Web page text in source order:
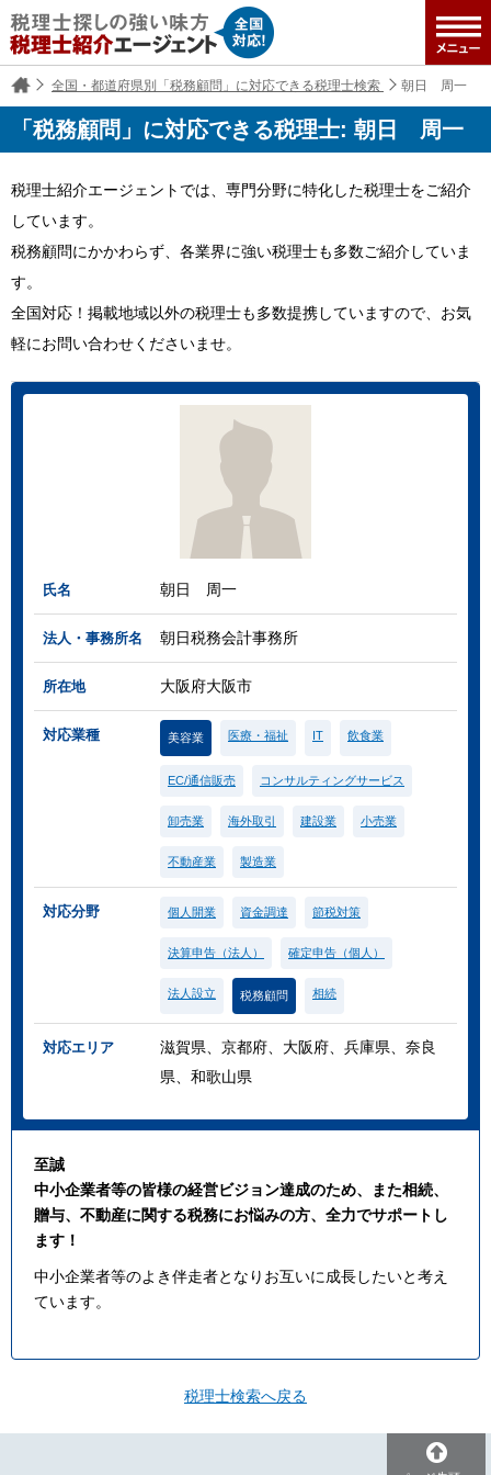
全国・都道府県別「税務顧問」に対応できる税理士検索 朝日 周一
「税務顧問」に対応できる税理士: 朝日 周一
税理士紹介エージェントでは、専門分野に特化した税理士をご紹介
しています。
税務顧問にかかわらず、各業界に強い税理士も多数ご紹介していま
す。
全国対応！掲載地域以外の税理士も多数提携していますので、お気
軽にお問い合わせくださいませ。
氏名 朝日 周一
法人・事務所名 朝日税務会計事務所
所在地 大阪府大阪市
対応業種 美容業 医療・福祉 IT 飲食業
EC/通信販売 コンサルティングサービス
卸売業 海外取引 建設業 小売業
不動産業 製造業
対応分野 個人開業 資金調達 節税対策
決算申告（法人） 確定申告（個人）
法人設立 税務顧問 相続
対応エリア
滋賀県、京都府、大阪府、兵庫県、奈良
県、和歌山県
至誠
中小企業者等の皆様の経営ビジョン達成のため、また相続、
贈与、不動産に関する税務にお悩みの方、全力でサポートし
ます！
中小企業者等のよき伴走者となりお互いに成長したいと考え
ています。
税理士検索へ戻る